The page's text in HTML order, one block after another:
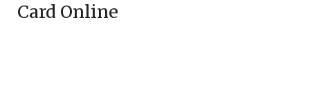
Card Online